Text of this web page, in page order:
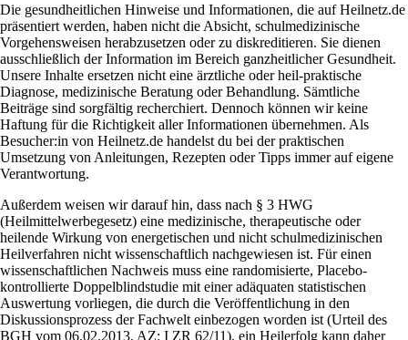
Die gesundheitlichen Hinweise und Informationen, die auf Heilnetz.de
präsentiert werden, haben nicht die Absicht, schulmedizinische
Vorgehensweisen herabzusetzen oder zu diskreditieren. Sie dienen
ausschließlich der Information im Bereich ganzheitlicher Gesundheit.
Unsere Inhalte ersetzen nicht eine ärztliche oder heil-praktische
Diagnose, medizinische Beratung oder Behandlung. Sämtliche
Beiträge sind sorgfältig recherchiert. Dennoch können wir keine
Haftung für die Richtigkeit aller Informationen übernehmen. Als
Besucher:in von Heilnetz.de handelst du bei der praktischen
Umsetzung von Anleitungen, Rezepten oder Tipps immer auf eigene
Verantwortung.
Außerdem weisen wir darauf hin, dass nach § 3 HWG
(Heilmittelwerbegesetz) eine medizinische, therapeutische oder
heilende Wirkung von energetischen und nicht schulmedizinischen
Heilverfahren nicht wissenschaftlich nachgewiesen ist. Für einen
wissenschaftlichen Nachweis muss eine randomisierte, Placebo-
kontrollierte Doppelblindstudie mit einer adäquaten statistischen
Auswertung vorliegen, die durch die Veröffentlichung in den
Diskussionsprozess der Fachwelt einbezogen worden ist (Urteil des
BGH vom 06.02.2013, AZ: I ZR 62/11), ein Heilerfolg kann daher